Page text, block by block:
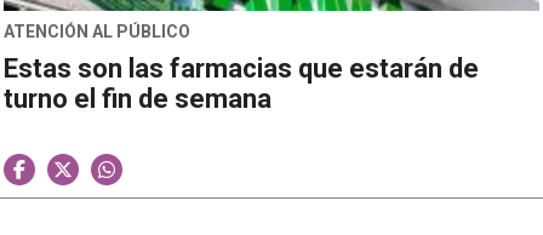
ATENCIÓN AL PÚBLICO
Estas son las farmacias que estarán de
turno el fin de semana